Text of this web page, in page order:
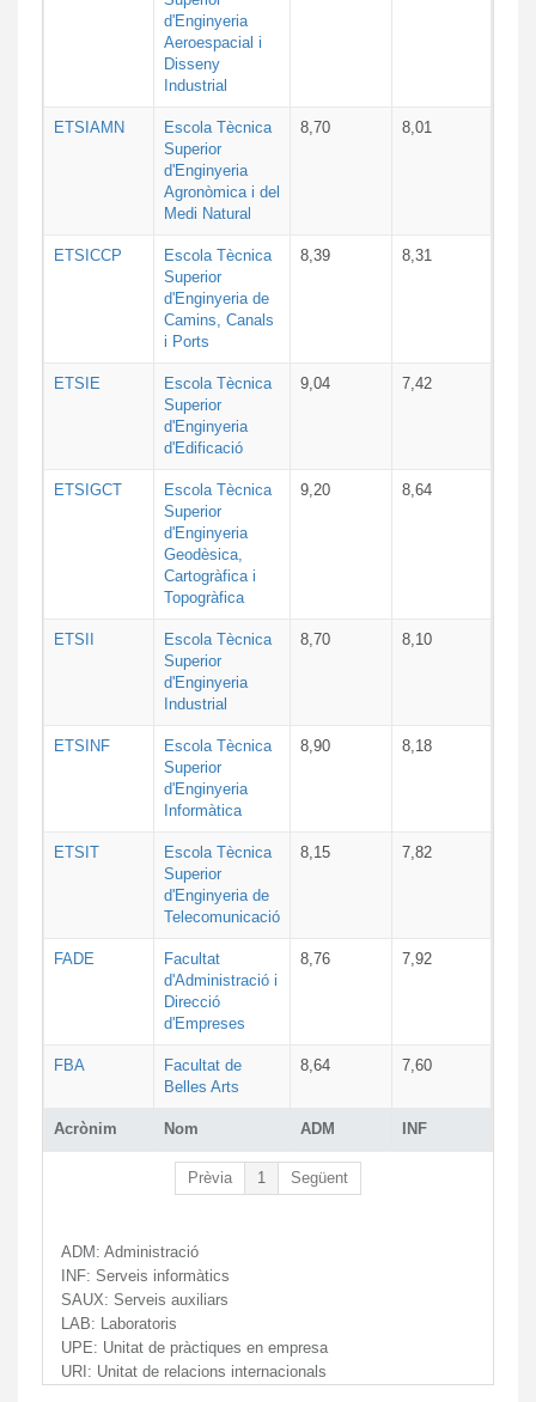
Acrònim Nom ADM INF
d'Enginyeria
Aeroespacial i
Disseny
Industrial
ETSIAMN
Escola Tècnica
Superior
d'Enginyeria
Agronòmica i del
Medi Natural
8,70 8,01
ETSICCP
Escola Tècnica
Superior
d'Enginyeria de
Camins, Canals
i Ports
8,39 8,31
ETSIE
Escola Tècnica
Superior
d'Enginyeria
d'Edificació
9,04 7,42
ETSIGCT
Escola Tècnica
Superior
d'Enginyeria
Geodèsica,
Cartogràfica i
Topogràfica
9,20 8,64
ETSII
Escola Tècnica
Superior
d'Enginyeria
Industrial
8,70 8,10
ETSINF
Escola Tècnica
Superior
d'Enginyeria
Informàtica
8,90 8,18
ETSIT
Escola Tècnica
Superior
d'Enginyeria de
Telecomunicació
8,15 7,82
FADE
Facultat
d'Administració i
Direcció
d'Empreses
8,76 7,92
FBA
Facultat de
Belles Arts
8,64 7,60
Prèvia 1 Següent
ADM: Administració
INF: Serveis informàtics
SAUX: Serveis auxiliars
LAB: Laboratoris
UPE: Unitat de pràctiques en empresa
URI: Unitat de relacions internacionals